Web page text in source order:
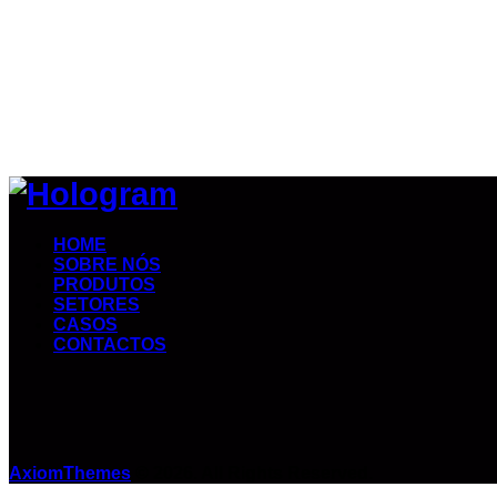
HOME
SOBRE NÓS
PRODUTOS
SETORES
CASOS
CONTACTOS
AxiomThemes